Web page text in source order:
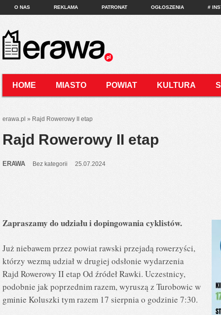
O NAS REKLAMA PATRONAT OGŁOSZENIA #
HOME MIASTO POWIAT KULTURA
erawa.pl » Rajd Rowerowy II etap
Rajd Rowerowy II etap
ERAWA Bez kategorii 25.07.2024
Zapraszamy do udziału i dopingowania cyklistów.
Już niebawem przez powiat rawski przejadą rowerzyści,
którzy wezmą udział w drugiej odsłonie wydarzenia
Rajd Rowerowy II etap Od źródeł Rawki. Uczestnicy,
podobnie jak poprzednim razem, wyruszą z Turobowic w
gminie Koluszki tym razem 17 sierpnia o godzinie 7:30.